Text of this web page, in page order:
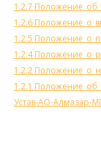
1.2.7
1.2.6
1.2.5
1.2.4
1.2.2
1.2.1
Устав-АО-Алмазар-